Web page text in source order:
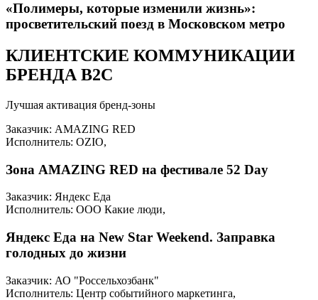
«Полимеры, которые изменили жизнь»:
просветительский поезд в Московском метро
КЛИЕНТСКИЕ КОММУНИКАЦИИ
БРЕНДА B2C
Лучшая активация бренд-зоны
Заказчик: AMAZING RED
Исполнитель: OZIO,
Зона AMAZING RED на фестивале 52 Day
Заказчик: Яндекс Еда
Исполнитель: ООО Какие люди,
Яндекс Еда на New Star Weekend. Заправка
голодных до жизни
Заказчик: АО "Россельхозбанк"
Исполнитель: Центр событийного маркетинга,